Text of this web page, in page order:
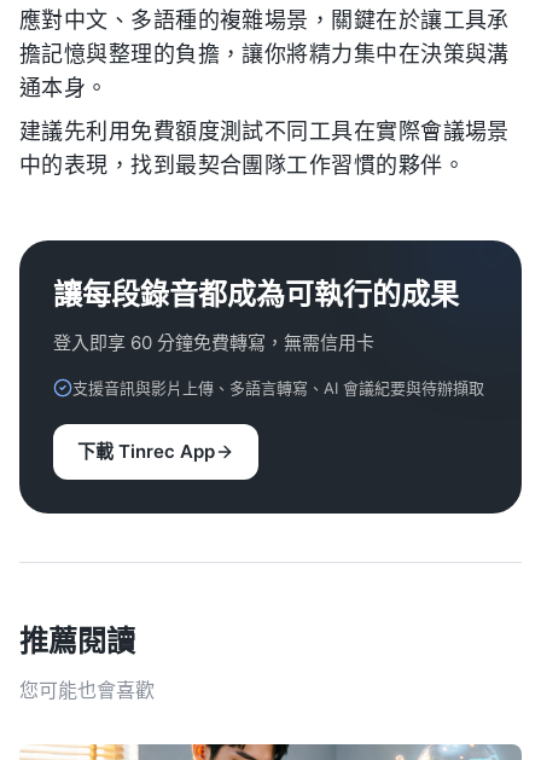
應對中文、多語種的複雜場景，關鍵在於讓工具承
擔記憶與整理的負擔，讓你將精力集中在決策與溝
通本身。
建議先利用免費額度測試不同工具在實際會議場景
中的表現，找到最契合團隊工作習慣的夥伴。
讓每段錄音都成為可執行的成果
登入即享 60 分鐘免費轉寫，無需信用卡
支援音訊與影片上傳、多語言轉寫、AI 會議紀要與待辦擷取
下載 Tinrec App
推薦閱讀
您可能也會喜歡